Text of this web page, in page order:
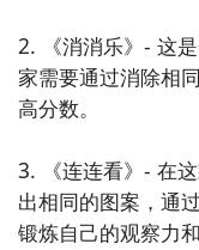
2. 《消消乐》- 这
家需要通过消除相
高分数。
3. 《连连看》- 在
出相同的图案，通
锻炼自己的观察力